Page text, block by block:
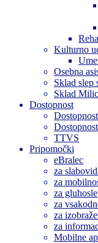
Kulturno
Osebna
Sklad slep
Sklad
Dostopnost
TTVS
Pripomočki
eBralec
za
za
za
za
za
za
Mobilne